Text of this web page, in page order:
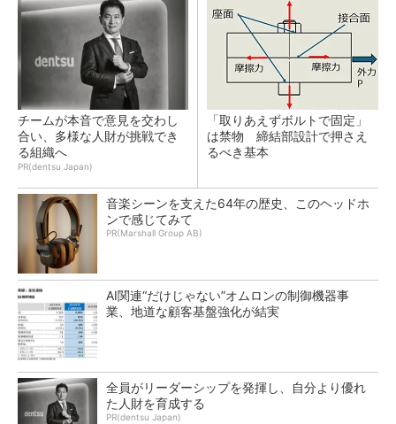
チームが本音で意見を交わし
合い、多様な人財が挑戦でき
る組織へ
PR(dentsu Japan)
「取りあえずボルトで固定」
は禁物 締結部設計で押さえ
るべき基本
音楽シーンを支えた64年の歴史、このヘッドホ
ンで感じてみて
PR(Marshall Group AB)
AI関連“だけじゃない”オムロンの制御機器事
業、地道な顧客基盤強化が結実
全員がリーダーシップを発揮し、自分より優れ
た人財を育成する
PR(dentsu Japan)